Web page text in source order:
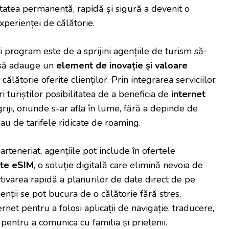
permanentă, rapidă și sigură a devenit o
de călătorie.
program este de a sprijini agențiile de turism să-
adauge un element de inovație și valoare
oferite clienților. Prin integrarea serviciilor
turiștilor posibilitatea de a beneficia de internet
oriunde s-ar afla în lume, fără a depinde de
de tarifele ridicate de roaming.
agențiile pot include în ofertele
eSIM, o soluție digitală care elimină nevoia de
rapidă a planurilor de date direct de pe
se pot bucura de o călătorie fără stres,
pentru a folosi aplicații de navigație, traducere,
a comunica cu familia și prietenii.